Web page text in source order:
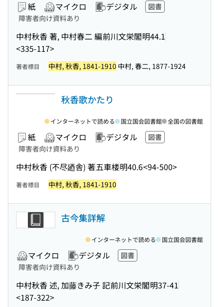
紙 マイクロ デジタル
図書
障害者向け資料あり
中村秋香 著, 中村春二 編前川文栄閣明44.1
<335-117>
著者標目 中村, 秋香, 1841-1910 中村, 春二, 1877-1924
秋香歌かたり
紙 マイクロ デジタル
図書
障害者向け資料あり
中村秋香 (不尽廼舎) 著五車楼明40.6<94-500>
インターネットで読める 国立国会図書館 全国の図書館
著者標目 中村, 秋香, 1841-1910
古今集詳解
マイクロ デジタル
図書
障害者向け資料あり
中村秋香 述, 加藤きみ子 記前川文栄閣明37-41
<187-322>
インターネットで読める 国立国会図書館